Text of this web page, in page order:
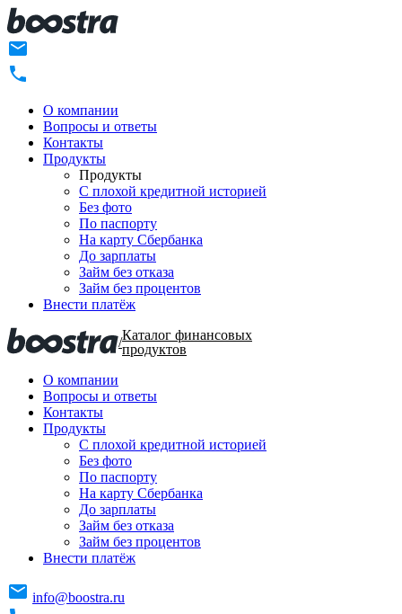
О компании
Вопросы и ответы
Контакты
Продукты
Продукты
C плохой кредитной историей
Без фото
По паспорту
На карту Сбербанка
До зарплаты
Займ без отказа
Займ без процентов
Внести платёж
/Каталог финансовых
продуктов
О компании
Вопросы и ответы
Контакты
Продукты
C плохой кредитной историей
Без фото
По паспорту
На карту Сбербанка
До зарплаты
Займ без отказа
Займ без процентов
Внести платёж
info@boostra.ru